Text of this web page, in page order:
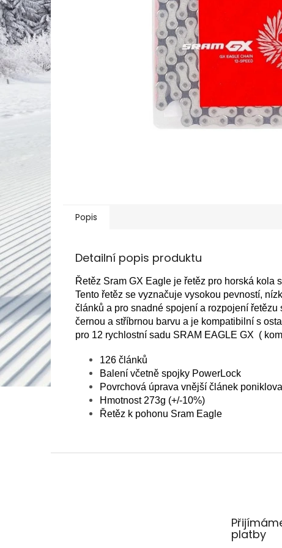
Popis
Detailní popis produktu
Řetěz Sram GX Eagle je řetěz pro horská
Tento řetěz se vyznačuje vysokou pevností,
článků a pro snadné spojení a rozpojení
černou a stříbrnou barvu a je kompatibilní s
pro 12 rychlostní sadu SRAM EAGLE GX (
126 článků
Balení včetně spojky PowerLock
Povrchová úprava vnější článek
Hmotnost 273g (+/-10%)
Řetěz k pohonu Sram Eagle
platby